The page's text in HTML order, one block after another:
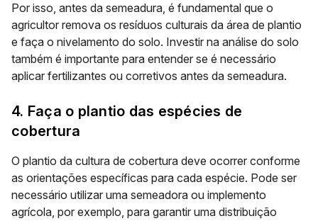
Por isso, antes da semeadura, é fundamental que o
agricultor remova os resíduos culturais da área de plantio
e faça o nivelamento do solo. Investir na análise do solo
também é importante para entender se é necessário
aplicar fertilizantes ou corretivos antes da semeadura.
4. Faça o plantio das espécies de
cobertura
O plantio da cultura de cobertura deve ocorrer conforme
as orientações específicas para cada espécie. Pode ser
necessário utilizar uma semeadora ou implemento
agrícola, por exemplo, para garantir uma distribuição